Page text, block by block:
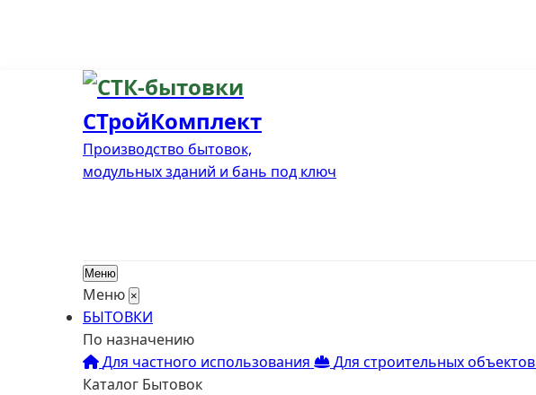
СТройКомплект
Производство бытовок,
модульных зданий и бань под ключ
Меню
Меню ×
БЫТОВКИ
По назначению
Для частного использования
Для строительных объектов
Каталог Бытовок